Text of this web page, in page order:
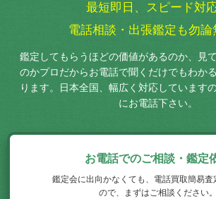
最短即日、スピード対応
電話相談・出張鑑定も勿論
鑑定してもらうほどの価値があるのか、見
のかプロだからお電話で聞くだけでもわか
ります。
日本全国、幅広く対応しています
にお電話下さい。
お電話でのご相談・鑑定
鑑定会に出向かなくても、電話買取簡易査
ので、まずはご相談ください。